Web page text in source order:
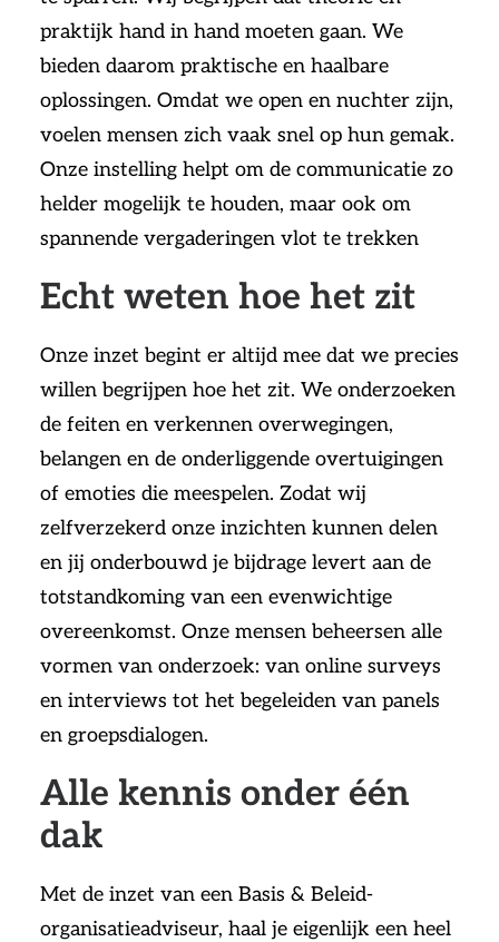
praktijk hand in hand moeten gaan. We
bieden daarom praktische en haalbare
oplossingen. Omdat we open en nuchter zijn,
voelen mensen zich vaak snel op hun gemak.
Onze instelling helpt om de communicatie zo
helder mogelijk te houden, maar ook om
spannende vergaderingen vlot te trekken
Echt weten hoe het zit
Onze inzet begint er altijd mee dat we precies
willen begrijpen hoe het zit. We onderzoeken
de feiten en verkennen overwegingen,
belangen en de onderliggende overtuigingen
of emoties die meespelen. Zodat wij
zelfverzekerd onze inzichten kunnen delen
en jij onderbouwd je bijdrage levert aan de
totstandkoming van een evenwichtige
overeenkomst. Onze mensen beheersen alle
vormen van onderzoek: van online surveys
en interviews tot het begeleiden van panels
en groepsdialogen.
Alle kennis onder één
dak
Met de inzet van een Basis & Beleid-
organisatieadviseur, haal je eigenlijk een heel